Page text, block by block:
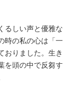
るしい声と優雅な
時の私の心は「一
おりました。生き
を頭の中で反芻す